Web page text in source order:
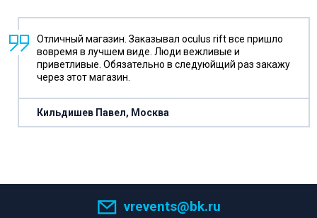
Отличный магазин. Заказывал oculus rift все пришло
вовремя в лучшем виде. Люди вежливые и
приветливые. Обязательно в следуюйщий раз закажу
через этот магазин.
Кильдишев Павел, Москва
vrevents@bk.ru